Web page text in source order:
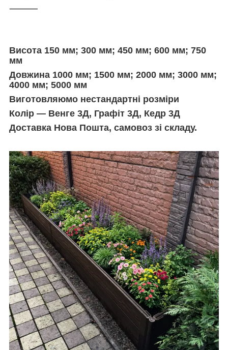
⸻
Висота 150 мм; 300 мм; 450 мм; 600 мм; 750
мм
Довжина 1000 мм; 1500 мм; 2000 мм; 3000 мм;
4000 мм; 5000 мм
Виготовляюмо нестандартні розміри
Колір — Венге 3Д, Графіт 3Д, Кедр 3Д
Доставка Нова Пошта, самовоз зі складу.